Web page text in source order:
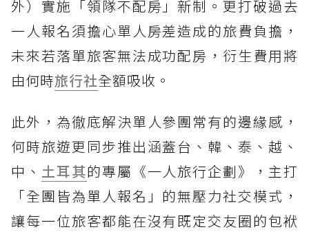
外）實施「領隊不配房」新制。更打破過去
一人報名須擔心單人房差造成的旅費負擔，
未來若落單旅客無法成功配房，衍生費用將
由何時旅行社全額吸收。
此外，為徹底解決單人參團常有的邊緣感，
何時旅遊更同步推出涵蓋台、韓、泰、越、
中、 土耳其的專屬《一人旅行企劃》，主打
「全團皆為單人報名」的無壓力社交模式，
讓每一位旅客都能在沒有既定交友圈的包袱